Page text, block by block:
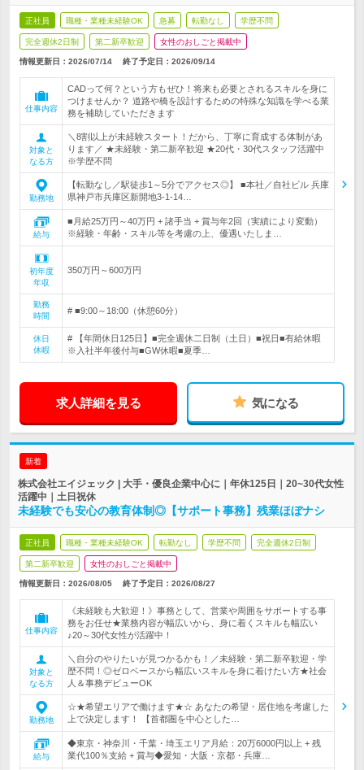
正社員 職種・業種未経験OK 急募 転勤なし 学歴不問
完全週休2日制 第二新卒歓迎 女性のおしごと掲載中
情報更新日：2026/07/14 終了予定日： 2026/09/14
仕事内容
CADって何？という方もぜひ！将来も必要とされるスキルを身に
つけませんか？ 道路や橋を設計するための特殊な知識を学べる業
務を補助していただきます
対象と
なる方
＼8割以上が未経験スタート！だから、丁寧に育成する体制があ
ります／ ★未経験・第二新卒歓迎 ★20代・30代スタッフ活躍中
※学歴不問
勤務地
【転勤なし／駅徒歩1～5分でアクセス◎】 ■本社／自社ビル 兵庫
県神戸市兵庫区新開地3-1-14…
給与
■月給25万円～40万円 + 諸手当 + 賞与年2回（実績により変動）
※経験・年齢・スキル等を考慮の上、優遇いたしま…
初年度
年収
350万円～600万円
勤務
時間
# ■9:00～18:00（休憩60分）
休日
休暇
# 【年間休日125日】■完全週休二日制（土日）■祝日■有給休暇
※入社半年後付与■GW休暇■夏季…
求人詳細を見る 気になる
新着
株式会社エイジェック | 大手・優良企業中心に｜年休125日｜20~30代女性
活躍中｜土日祝休
未経験でも安心の教育体制◎【サポート事務】残業ほぼナシ
正社員 職種・業種未経験OK 転勤なし 学歴不問 完全週休2日制
第二新卒歓迎 女性のおしごと掲載中
情報更新日：2026/08/05 終了予定日： 2026/08/27
仕事内容
《未経験も大歓迎！》事務として、営業や周囲をサポートする事
務をお任せ★業務内容が幅広いから、身に着くスキルも幅広い
♪20～30代女性が活躍中！
対象と
なる方
＼自分のやりたいが見つかるかも！／未経験・第二新卒歓迎・学
歴不問！◎ゼロベースから幅広いスキルを身に着けたい方★社会
人＆事務デビューOK
勤務地
☆★希望エリアで働けます★☆ あなたの希望・居住地を考慮した
上で決定します！ 【首都圏を中心とした…
給与
◆東京・神奈川・千葉・埼玉エリア月給：20万6000円以上 + 残
業代100％支給 + 賞与◆愛知・大阪・京都・兵庫…